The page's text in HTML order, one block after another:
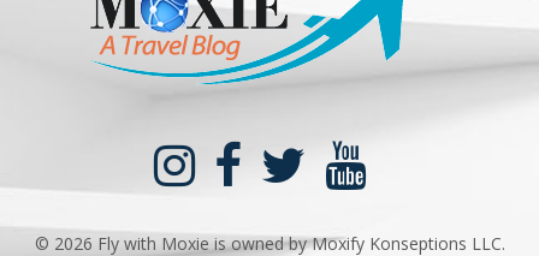
© 2026 Fly with Moxie is owned by Moxify Konseptions LLC.